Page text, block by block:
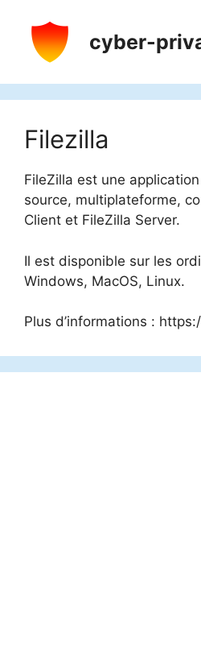
contenu
cyber-
Filezilla
FileZilla est une
source, multiplateforme,
Client et FileZilla Server.
Il est disponible sur les
Windows, MacOS, Linux.
Plus d’informations :